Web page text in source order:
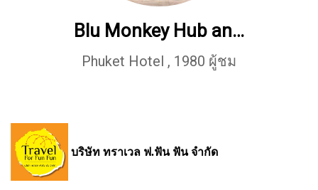
Blu Monkey Hub and Hotel Phuket
Phuket Hotel , 1980 ผู้ชม
บริษัท ทราเวล ฟ.ฟัน ฟัน จำกัด